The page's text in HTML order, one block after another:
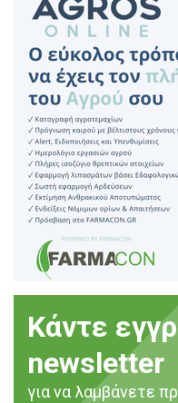
Κάντε
newsletter
για να λαμβάνετε